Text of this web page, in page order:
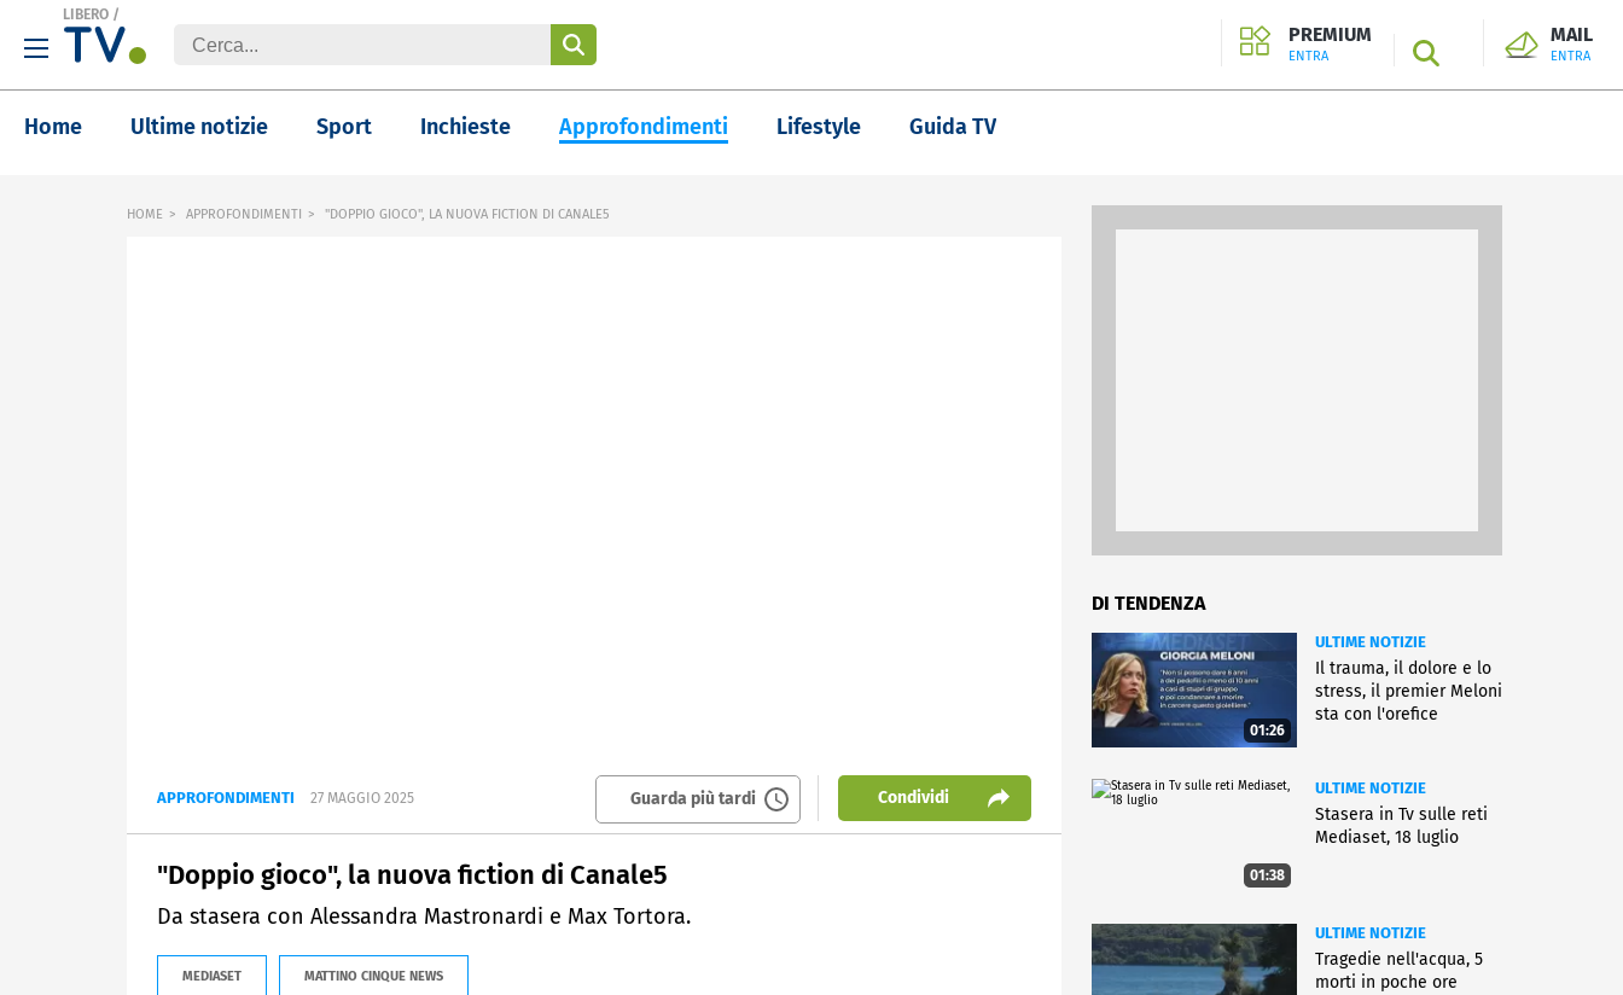
LIBERO /
PREMIUM
ENTRA SEARCH
MAIL
ENTRA
Home Ultime notizie Sport Inchieste Approfondimenti Lifestyle Guida TV
HOME APPROFONDIMENTI "DOPPIO GIOCO", LA NUOVA FICTION DI CANALE5
APPROFONDIMENTI 27 MAGGIO 2025 Guarda più tardi Condividi
"Doppio gioco", la nuova fiction di Canale5
Da stasera con Alessandra Mastronardi e Max Tortora.
MEDIASET MATTINO CINQUE NEWS
DI TENDENZA
01:26
ULTIME NOTIZIE
Il trauma, il dolore e lo
stress, il premier Meloni
sta con l'orefice
01:38
ULTIME NOTIZIE
Stasera in Tv sulle reti
Mediaset, 18 luglio
ULTIME NOTIZIE
Tragedie nell'acqua, 5
morti in poche ore